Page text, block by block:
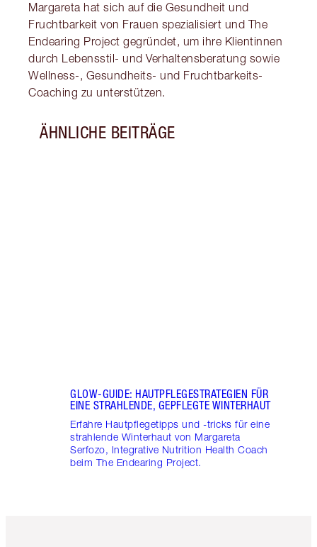
Margareta hat sich auf die Gesundheit und
Fruchtbarkeit von Frauen spezialisiert und The
Endearing Project gegründet, um ihre Klientinnen
durch Lebensstil- und Verhaltensberatung sowie
Wellness-, Gesundheits- und Fruchtbarkeits-
Coaching zu unterstützen.
ÄHNLICHE BEITRÄGE
GLOW-GUIDE: HAUTPFLEGESTRATEGIEN FÜR
EINE STRAHLENDE, GEPFLEGTE WINTERHAUT
Erfahre Hautpflegetipps und -tricks für eine
strahlende Winterhaut von Margareta
Serfozo, Integrative Nutrition Health Coach
beim The Endearing Project.